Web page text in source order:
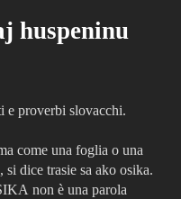
huspeninu
e proverbi slovacchi.
come una foglia o una
dice trasie sa ako osika.
non è una parola